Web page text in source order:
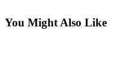
You Might Also Like